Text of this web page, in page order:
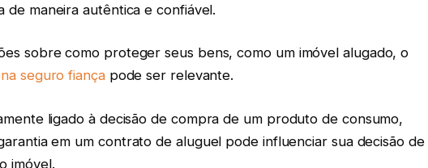
de maneira autêntica e confiável.
sobre como proteger seus bens, como um imóvel alugado, o
seguro fiançapode ser relevante.
ligado à decisão de compra de um produto de consumo,
em um contrato de aluguel pode influenciar sua decisão de
imóvel.